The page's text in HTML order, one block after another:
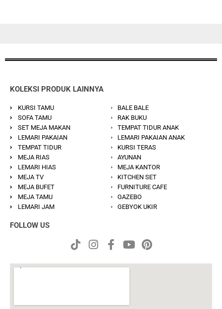
KOLEKSI PRODUK LAINNYA
KURSI TAMU
SOFA TAMU
SET MEJA MAKAN
LEMARI PAKAIAN
TEMPAT TIDUR
MEJA RIAS
LEMARI HIAS
MEJA TV
MEJA BUFET
MEJA TAMU
LEMARI JAM
BALE BALE
RAK BUKU
TEMPAT TIDUR ANAK
LEMARI PAKAIAN ANAK
KURSI TERAS
AYUNAN
MEJA KANTOR
KITCHEN SET
FURNITURE CAFE
GAZEBO
GEBYOK UKIR
FOLLOW US